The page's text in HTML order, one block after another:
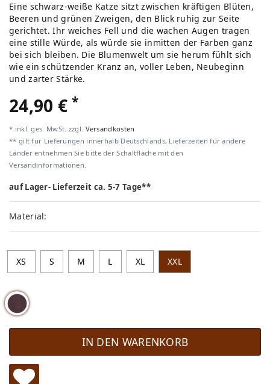
Eine schwarz-weiße Katze sitzt zwischen kräftigen Blüten,
Beeren und grünen Zweigen, den Blick ruhig zur Seite
gerichtet. Ihr weiches Fell und die wachen Augen tragen
eine stille Würde, als würde sie inmitten der Farben ganz
bei sich bleiben. Die Blumenwelt um sie herum fühlt sich
wie ein schützender Kranz an, voller Leben, Neubeginn
und zarter Stärke.
24,90 €*
* inkl. ges. MwSt. zzgl. Versandkosten
** gilt für Lieferungen innerhalb Deutschlands, Lieferzeiten für andere
Länder entnehmen Sie bitte der Schaltfläche mit den
Versandinformationen.
auf Lager- Lieferzeit ca. 5-7 Tage**
Material:
XS S M L XL XXL
IN DEN WARENKORB